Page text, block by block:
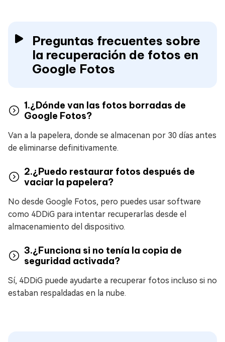
Preguntas frecuentes sobre
la recuperación de fotos en
Google Fotos
1.¿Dónde van las fotos borradas de
Google Fotos?
Van a la papelera, donde se almacenan por 30 días antes
de eliminarse definitivamente.
2.¿Puedo restaurar fotos después de
vaciar la papelera?
No desde Google Fotos, pero puedes usar software
como 4DDiG para intentar recuperarlas desde el
almacenamiento del dispositivo.
3.¿Funciona si no tenía la copia de
seguridad activada?
Sí, 4DDiG puede ayudarte a recuperar fotos incluso si no
estaban respaldadas en la nube.